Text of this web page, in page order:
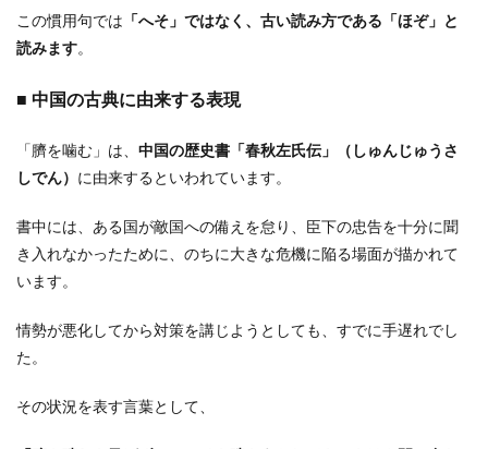
この慣用句では 「へそ」ではなく、古い読み方である「ほぞ」と
読みます。
■ 中国の古典に由来する表現
「臍を噛む」は、 中国の歴史書「春秋左氏伝」（しゅんじゅうさ
しでん） に由来するといわれています。
書中には、ある国が敵国への備えを怠り、臣下の忠告を十分に聞
き入れなかったために、のちに大きな危機に陥る場面が描かれて
います。
情勢が悪化してから対策を講じようとしても、すでに手遅れでし
た。
その状況を表す言葉として、